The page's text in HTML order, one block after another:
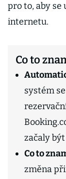
pro to, aby se
internetu.
Co to
systém
začaly
Co to
změna